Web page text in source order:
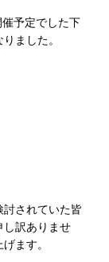
予定でした下
ました。
されていた皆
し訳ありませ
ます。